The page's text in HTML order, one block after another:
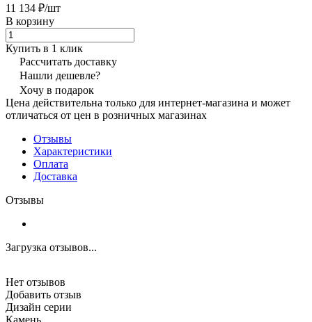
11 134 ₽/шт
В корзину
Купить в 1 клик
Рассчитать доставку
Нашли дешевле?
Хочу в подарок
Цена действительна только для интернет-магазина и может
отличаться от цен в розничных магазинах
Отзывы
Характеристики
Оплата
Доставка
Отзывы
Загрузка отзывов...
Нет отзывов
Добавить отзыв
Дизайн серии
Камень